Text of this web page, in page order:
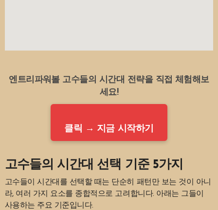
엔트리파워볼 고수들의 시간대 전략을 직접 체험해보
세요!
클릭 → 지금 시작하기
고수들의 시간대 선택 기준 5가지
고수들이 시간대를 선택할 때는 단순히 패턴만 보는 것이 아니
라, 여러 가지 요소를 종합적으로 고려합니다. 아래는 그들이
사용하는 주요 기준입니다.